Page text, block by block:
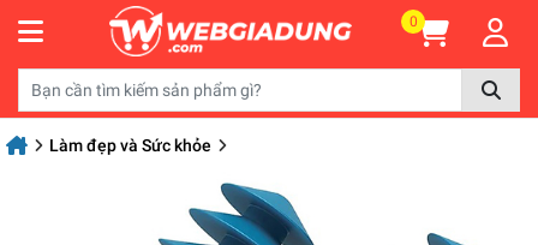
0
Làm đẹp và Sức khỏe